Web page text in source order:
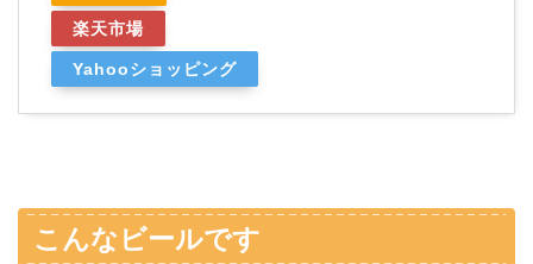
楽天市場
Yahooショッピング
こんなビールです